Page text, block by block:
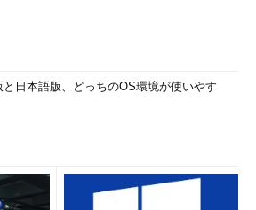
と日本語版、どっちのOS環境が使いやす